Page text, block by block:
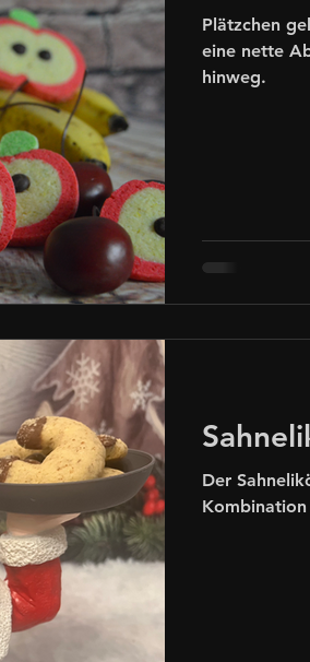
Plätzchen
eine nette
hinweg.
Der